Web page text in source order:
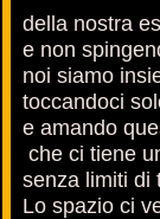
della nostra
e non
noi siamo
toccandoci
e amando
che ci tiene
senza limiti di
Lo spazio ci